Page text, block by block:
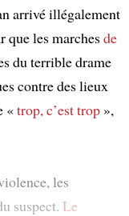
arrivé illégalement
que les marchesde
du terrible drame
contre des lieux
«trop, c’est trop»,
les
suspect. Le